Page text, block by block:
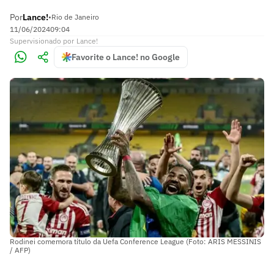
PorLance!•Rio de Janeiro
11/06/202409:04
Supervisionado por Lance!
Favorite o Lance! no Google
Rodinei comemora título da Uefa Conference League (Foto: ARIS MESSINIS
/ AFP)